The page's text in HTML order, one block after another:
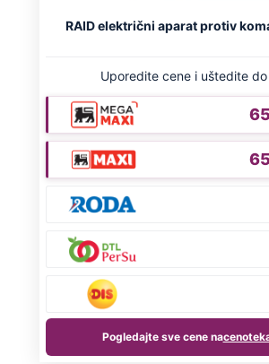
NA VREME SVE
godine: Organizujte sebi
čak četiri slobodna dana